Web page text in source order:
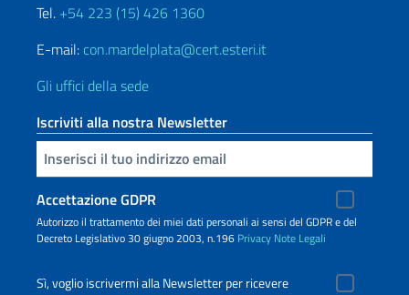
Tel. +54 223 (15) 426 1360
E-mail: con.mardelplata@cert.esteri.it
Gli uffici della sede
Iscriviti alla nostra Newsletter
Inserisci la tua email
Accettazione GDPR
Autorizzo il trattamento dei miei dati personali ai sensi del GDPR e del
Decreto Legislativo 30 giugno 2003, n.196 Privacy Note Legali
Sì, voglio iscrivermi alla Newsletter per ricevere